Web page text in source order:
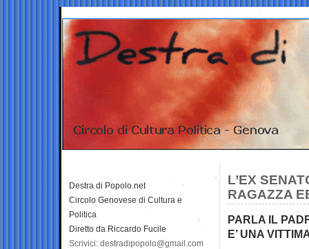
L’EX
RAGAZZA
PARLA IL
E’ UNA
Destra di Popolo.net
Circolo Genovese di Cultura e
Politica
Diretto da Riccardo Fucile
Scrivici: destradipopolo@gmail.com